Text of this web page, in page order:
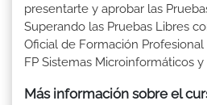
presentarte y aprobar las
Superando las Pruebas Libres
Oficial de Formación
FP Sistemas Microinformáticos
Más información sobre el